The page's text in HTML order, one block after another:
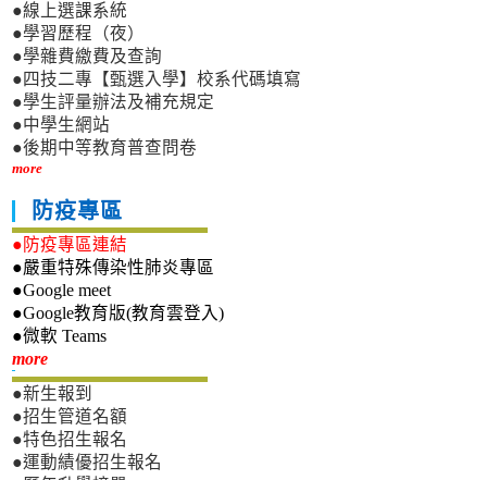
●線上選課系統
●學習歷程（夜）
●學雜費繳費及查詢
●四技二專【甄選入學】校系代碼填寫
●學生評量辦法及補充規定
●中學生網站
●後期中等教育普查問卷
more
防疫專區
●防疫專區連結
●嚴重特殊傳染性肺炎專區
●Google meet
●Google教育版(教育雲登入)
●微軟 Teams
more新生專區
●新生報到
●招生管道名額
●特色招生報名
●運動績優招生報名